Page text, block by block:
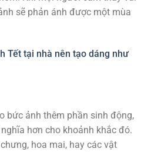
sẽ phản ánh được một mùa
Tết tại nhà nên tạo dáng như
bức ảnh thêm phần sinh động,
hơn cho khoảnh khắc đó.
hoa mai, hay các vật